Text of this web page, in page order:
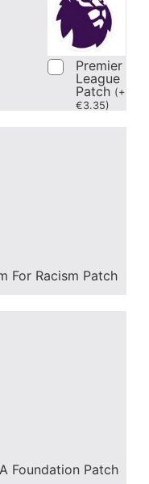
Premier
League
Patch (+
€3.35)
For Racism Patch
Foundation Patch